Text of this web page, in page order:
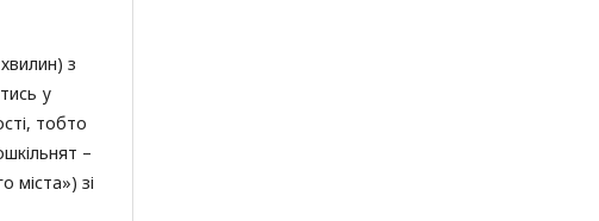
з
у
тобто
–
міста») зі